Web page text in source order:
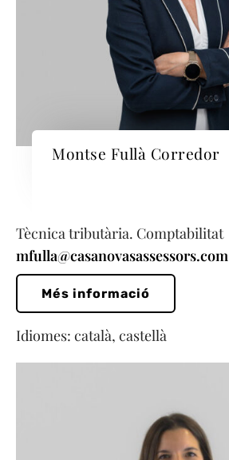
Montse Fullà Corredor
Tècnica tributària. Comptabilitat
mfulla@casanovasassessors.com
Més informació
Idiomes: català, castellà